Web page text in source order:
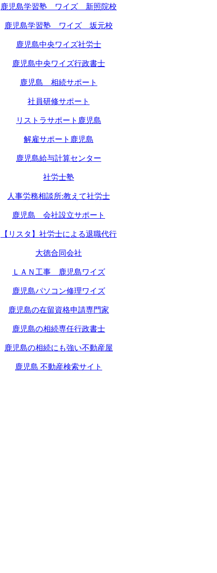
鹿児島学習塾 ワイズ 新照院校
鹿児島学習塾 ワイズ 坂元校
鹿児島中央ワイズ社労士
鹿児島中央ワイズ行政書士
鹿児島 相続サポート
社員研修サポート
リストラサポート鹿児島
解雇サポート鹿児島
鹿児島給与計算センター
社労士塾
人事労務相談所:教えて社労士
鹿児島 会社設立サポート
【リスタ】社労士による退職代行
大徳合同会社
ＬＡＮ工事 鹿児島ワイズ
鹿児島パソコン修理ワイズ
鹿児島の在留資格申請専門家
鹿児島の相続専任行政書士
鹿児島の相続にも強い不動産屋
鹿児島 不動産検索サイト